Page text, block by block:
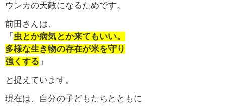
ウンカの天敵になるためです。
前田さんは、
「 虫とか病気とか来てもいい。
多様な生き物の存在が米を守り
強くする 」
と捉えています。
現在は、自分の子どもたちとともに